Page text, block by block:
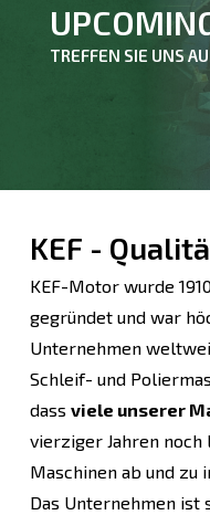
TREFFEN SIE UNS
KEF -
KEF-Motor wurde
gegründet und war
Unternehmen
Schleif- und
dass viele unserer
vierziger Jahren noch
Maschinen ab und zu
Das Unternehmen ist